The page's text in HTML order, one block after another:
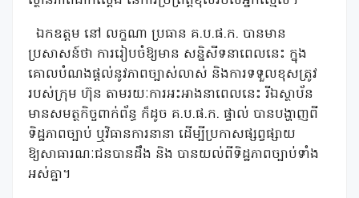
ឯកឧត្ដម នៅ លក្ខណា ប្រធាន គ.ប.ផ.ក. បានមាន
ប្រសាសន៍ថា ការរៀបចំឱ្យមាន សន្និសីទនាពេលនេះ ក្នុង
គោលបំណងផ្ដល់នូវភាពច្បាស់លាស់ និងការទទួលខុសត្រូវ
របស់ក្រុម ហ៊ុន តាមរយៈការអះអាងនាពេលនេះ រីឯស្ថាប័ន
មានសមត្ថកិច្ចពាក់ព័ន្ធ ក៏ដូច គ.ប.ផ.ក. ផ្ទាល់ បានបង្ហាញពី
ទិដ្ឋភាពច្បាប់ ឬវិធានការនានា ដើម្បីប្រកាសផ្សព្វផ្សាយ
ឱ្យសាធារណៈជនបានដឹង និង បានយល់ពីទិដ្ឋភាពច្បាប់ទាំង
អស់គ្នា។